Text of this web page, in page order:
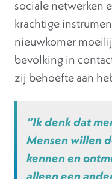
sociale netwerken
krachtige
nieuwkomer
bevolking in
zij behoefte aan
“Ik denk dat
Mensen willen
kennen en